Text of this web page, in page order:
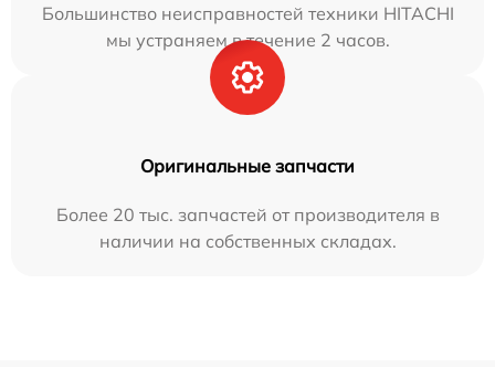
Большинство неисправностей техники HITACHI
мы устраняем в течение 2 часов.
Оригинальные запчасти
Более 20 тыс. запчастей от производителя в
наличии на собственных складах.